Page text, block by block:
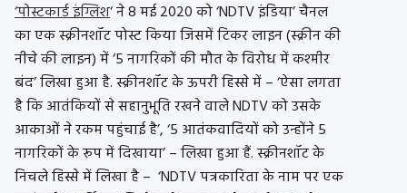
‘पोस्टकार्ड इंग्लिश‘ ने 8 मई 2020 को ‘NDTV इंडिया’ चैनल
का एक स्क्रीनशॉट पोस्ट किया जिसमें टिकर लाइन (स्क्रीन की
नीचे की लाइन) में ‘5 नागरिकों की मौत के विरोध में कश्मीर
बंद’ लिखा हुआ है. स्क्रीनशॉट के ऊपरी हिस्से में – ‘ऐसा लगता
है कि आतंकियों से सहानुभूति रखने वाले NDTV को उसके
आकाओं ने रकम पहुंचाई है’, ‘5 आतंकवादियों को उन्होंने 5
नागरिकों के रूप में दिखाया’ – लिखा हुआ हैं. स्क्रीनशॉट के
निचले हिस्से में लिखा है – ‘NDTV पत्रकारिता के नाम पर एक